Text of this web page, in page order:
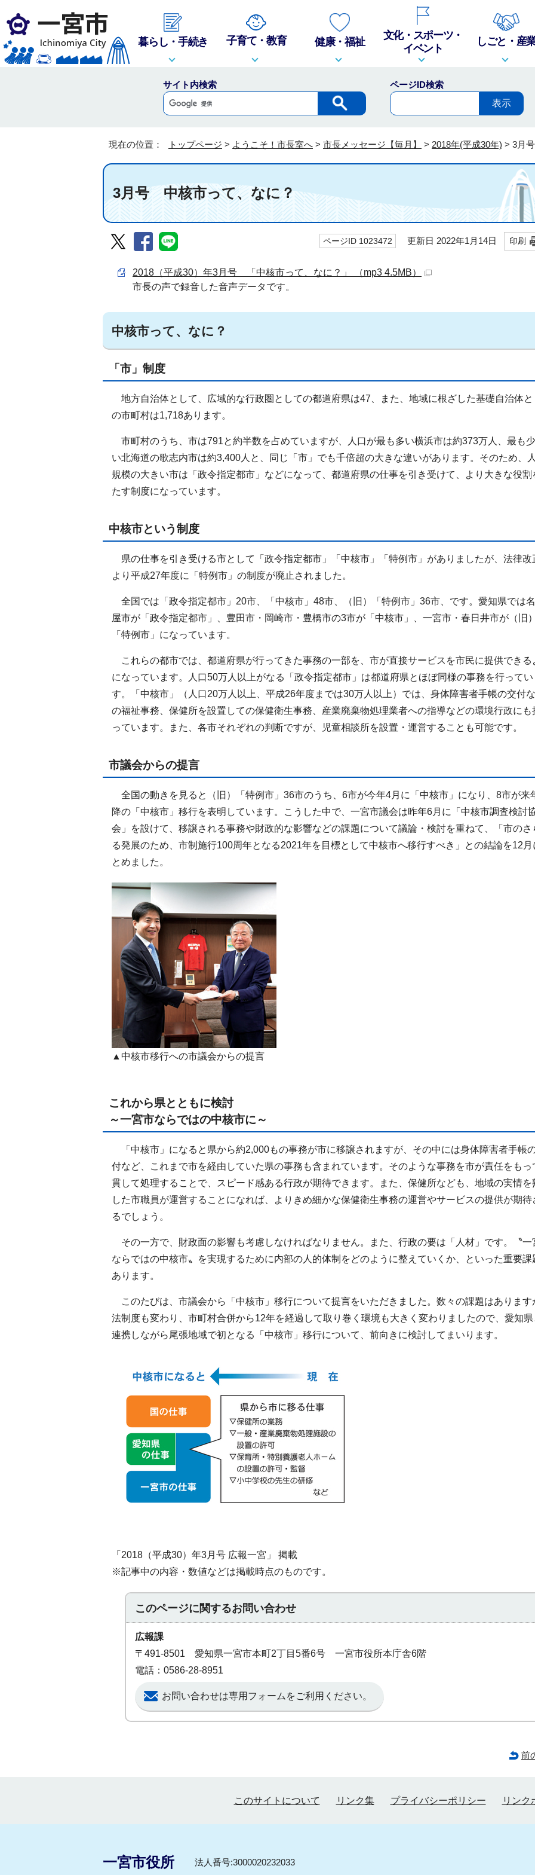
暮らし・手続き 子育て・教育 健康・福祉
文化・スポーツ・
イベント
しごと・産
サイト内検索
ページID検索
現在の位置： トップページ > ようこそ！市長室へ > 市長メッセージ【毎月】 > 2018年(平成30年) > 3月
3月号 中核市って、なに？
ページID 1023472 更新日 2022年1月14日 印刷
2018（平成30）年3月号 「中核市って、なに？」 （mp3 4.5MB）
市長の声で録音した音声データです。
中核市って、なに？
「市」制度
地方自治体として、広域的な行政圏としての都道府県は47、また、地域に根ざした基礎自治体と
の市町村は1,718あります。
市町村のうち、市は791と約半数を占めていますが、人口が最も多い横浜市は約373万人、最も
い北海道の歌志内市は約3,400人と、同じ「市」でも千倍超の大きな違いがあります。そのため、
規模の大きい市は「政令指定都市」などになって、都道府県の仕事を引き受けて、より大きな役割
たす制度になっています。
中核市という制度
県の仕事を引き受ける市として「政令指定都市」「中核市」「特例市」がありましたが、法律改
より平成27年度に「特例市」の制度が廃止されました。
全国では「政令指定都市」20市、「中核市」48市、（旧）「特例市」36市、です。愛知県では
屋市が「政令指定都市」、豊田市・岡崎市・豊橋市の3市が「中核市」、一宮市・春日井市が（旧）
「特例市」になっています。
これらの都市では、都道府県が行ってきた事務の一部を、市が直接サービスを市民に提供できる
になっています。人口50万人以上がなる「政令指定都市」は都道府県とほぼ同様の事務を行ってい
す。「中核市」（人口20万人以上、平成26年度までは30万人以上）では、身体障害者手帳の交付
の福祉事務、保健所を設置しての保健衛生事務、産業廃棄物処理業者への指導などの環境行政にも
っています。また、各市それぞれの判断ですが、児童相談所を設置・運営することも可能です。
市議会からの提言
全国の動きを見ると（旧）「特例市」36市のうち、6市が今年4月に「中核市」になり、8市が来
降の「中核市」移行を表明しています。こうした中で、一宮市議会は昨年6月に「中核市調査検討
会」を設けて、移譲される事務や財政的な影響などの課題について議論・検討を重ねて、「市のさ
る発展のため、市制施行100周年となる2021年を目標として中核市へ移行すべき」との結論を12月
とめました。
▲中核市移行への市議会からの提言
これから県とともに検討
～一宮市ならではの中核市に～
「中核市」になると県から約2,000もの事務が市に移譲されますが、その中には身体障害者手帳
付など、これまで市を経由していた県の事務も含まれています。そのような事務を市が責任をもっ
貫して処理することで、スピード感ある行政が期待できます。また、保健所なども、地域の実情を
した市職員が運営することになれば、よりきめ細かな保健衛生事務の運営やサービスの提供が期待
るでしょう。
その一方で、財政面の影響も考慮しなければなりません。また、行政の要は「人材」です。〝一
ならではの中核市〟を実現するために内部の人的体制をどのように整えていくか、といった重要課
あります。
このたびは、市議会から「中核市」移行について提言をいただきました。数々の課題はあります
法制度も変わり、市町村合併から12年を経過して取り巻く環境も大きく変わりましたので、愛知県
連携しながら尾張地域で初となる「中核市」移行について、前向きに検討してまいります。
「2018（平成30）年3月号 広報一宮」 掲載
※記事中の内容・数値などは掲載時点のものです。
このページに関するお問い合わせ
広報課
〒491-8501 愛知県一宮市本町2丁目5番6号 一宮市役所本庁舎6階
電話：0586-28-8951
お問い合わせは専用フォームをご利用ください。
前
このサイトについて リンク集 プライバシーポリシー リンク
一宮市役所 法人番号:3000020232033